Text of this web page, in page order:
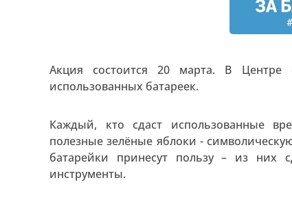
Акция состоится 20 марта. В Центре
использованных батареек.
Каждый, кто сдаст использованные
полезные зелёные яблоки -
батарейки принесут пользу – из них
инструменты.